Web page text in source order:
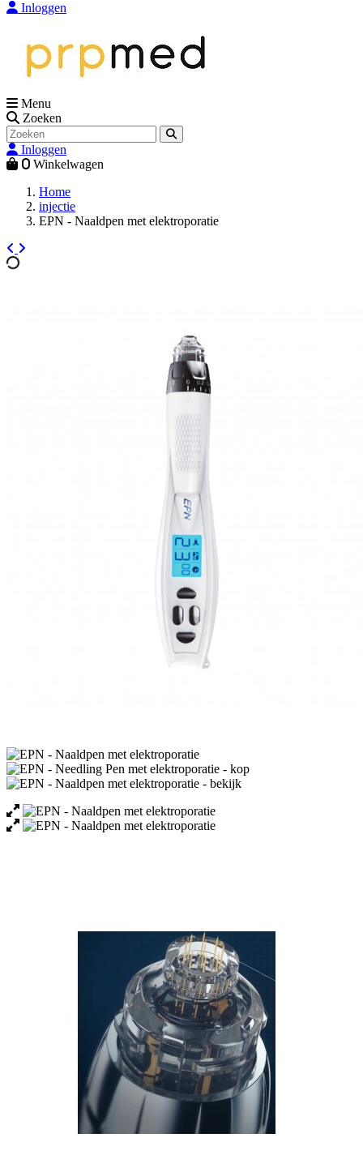
Inloggen
Menu
Zoeken
Inloggen
0 Winkelwagen
Home
injectie
EPN - Naaldpen met elektroporatie